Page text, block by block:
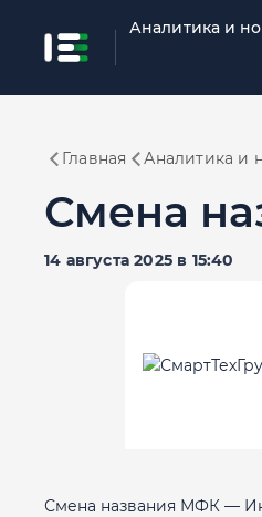
Аналитика и
Главная Аналитика и
Смена
14 августа 2025 в 15:40
Смена названия МФК —